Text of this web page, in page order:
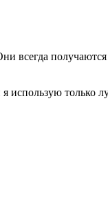
всегда
использую только